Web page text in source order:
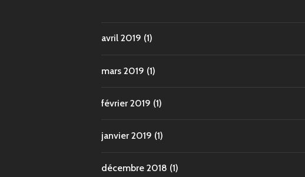
avril 2019 (1)
mars 2019 (1)
février 2019 (1)
janvier 2019 (1)
décembre 2018 (1)